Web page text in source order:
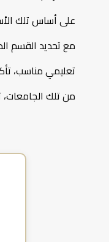
على أساس تلك
مع تحديد القسم
تعليمي مناسب،
من تلك